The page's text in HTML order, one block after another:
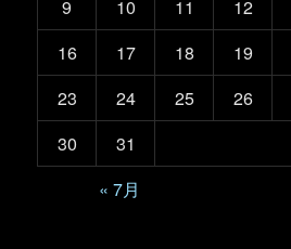
9
10 11 12
16
17 18 19
23
24 25 26
30
31
« 7月